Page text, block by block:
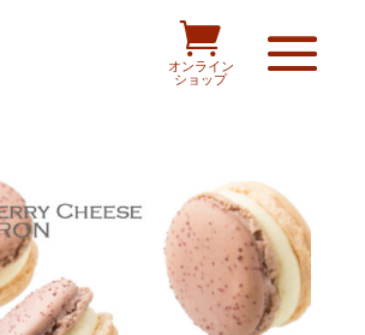

オンライン
ショップ